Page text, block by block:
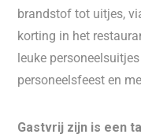
brandstof tot uitjes,
korting in het
leuke
personeelsfeest en
Gastvrij zijn is een